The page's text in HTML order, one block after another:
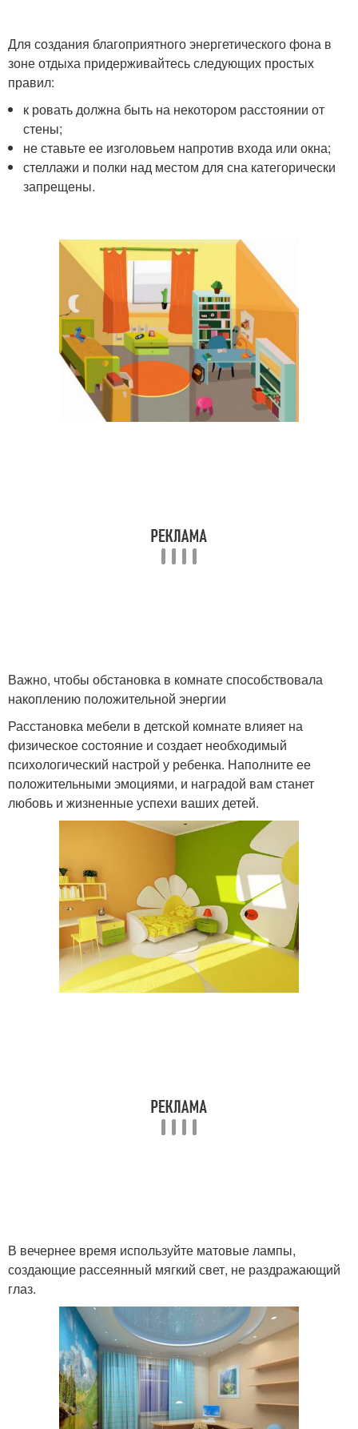
Для создания благоприятного энергетического фона в
зоне отдыха придерживайтесь следующих простых
правил:
к ровать должна быть на некотором расстоянии от
стены;
не ставьте ее изголовьем напротив входа или окна;
стеллажи и полки над местом для сна категорически
запрещены.
Важно, чтобы обстановка в комнате способствовала
накоплению положительной энергии
Расстановка мебели в детской комнате влияет на
физическое состояние и создает необходимый
психологический настрой у ребенка. Наполните ее
положительными эмоциями, и наградой вам станет
любовь и жизненные успехи ваших детей.
В вечернее время используйте матовые лампы,
создающие рассеянный мягкий свет, не раздражающий
глаз.